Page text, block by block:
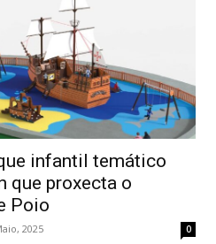
infantil temático
que proxecta o
Poio
2025 0